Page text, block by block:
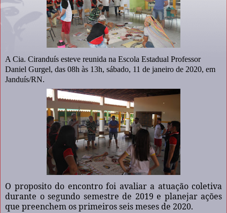
A Cia. Ciranduís esteve reunida na Escola Estadual Professor
Daniel Gurgel, das 08h às 13h, sábado, 11 de janeiro de 2020, em
Janduís/RN.
O proposito do encontro foi avaliar a atuação coletiva
durante o segundo semestre de 2019 e planejar ações
que preenchem os primeiros seis meses de 2020.